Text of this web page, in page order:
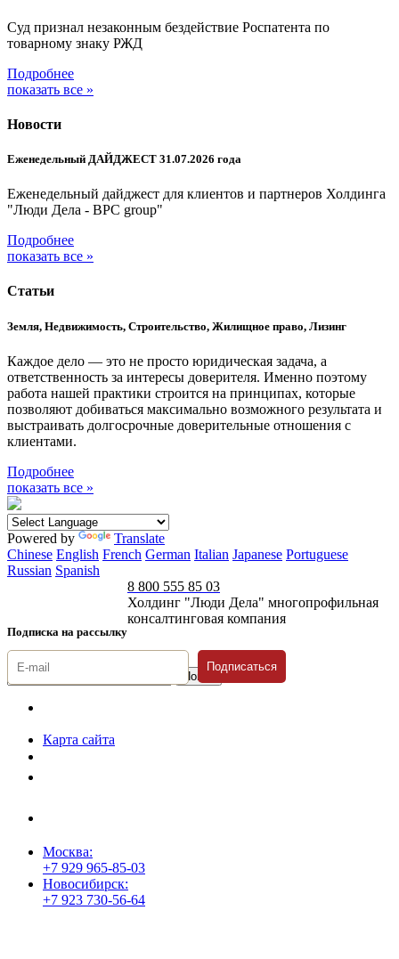
Суд признал незаконным бездействие Роспатента по
товарному знаку РЖД
Подробнее
показать все »
Новости
Еженедельный ДАЙДЖЕСТ 31.07.2026 года
Еженедельный дайджест для клиентов и партнеров Холдинга
"Люди Дела - BPC group"
Подробнее
показать все »
Статьи
Земля, Недвижимость, Строительство, Жилищное право, Лизинг
Каждое дело — это не просто юридическая задача, а
ответственность за интересы доверителя. Именно поэтому
работа нашей практики строится на принципах, которые
позволяют добиваться максимально возможного результата и
выстраивать долгосрочные доверительные отношения с
клиентами.
Подробнее
показать все »
Powered by
Translate
Chinese English French German Italian Japanese Portuguese
Russian Spanish
Подписка на рассылку
8 800 555 85 03
Холдинг "Люди Дела" многопрофильная
консалтинговая компания
Подписаться
Карта сайта
Москва:
+7 929 965-85-03
Новосибирск:
+7 923 730-56-64